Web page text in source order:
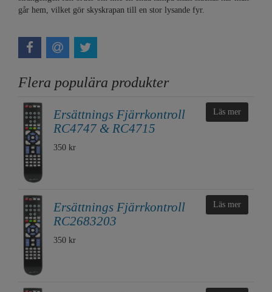
går hem, vilket gör skyskrapan till en stor lysande fyr.
Flera populära produkter
Ersättnings Fjärrkontroll
RC4747 & RC4715
350 kr
Läs mer
Ersättnings Fjärrkontroll
RC2683203
350 kr
Läs mer